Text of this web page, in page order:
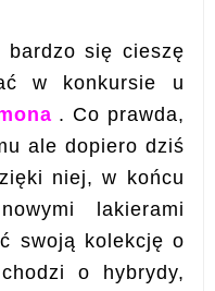
bardzo się cieszę
w konkursie u
. Co prawda,
ale dopiero dziś
niej, w końcu
lakierami
swoją kolekcję o
o hybrydy,